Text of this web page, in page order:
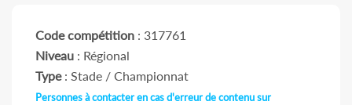
Code compétition : 317761
Niveau : Régional
Type: Stade / Championnat
Personnes à contacter en cas d'erreur de contenu sur